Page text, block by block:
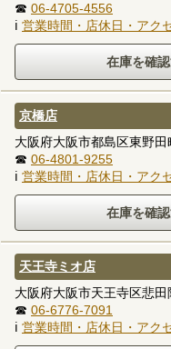
☎ 06-4705-4556
ℹ 営業時間・店休日・アク
京橋店
大阪府大阪市都島区東野
☎ 06-4801-9255
ℹ 営業時間・店休日・アク
天王寺ミオ店
大阪府大阪市天王寺区悲
☎ 06-6776-7091
ℹ 営業時間・店休日・アク